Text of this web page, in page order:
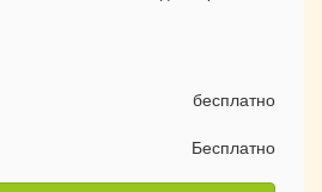
бесплатно
Бесплатно